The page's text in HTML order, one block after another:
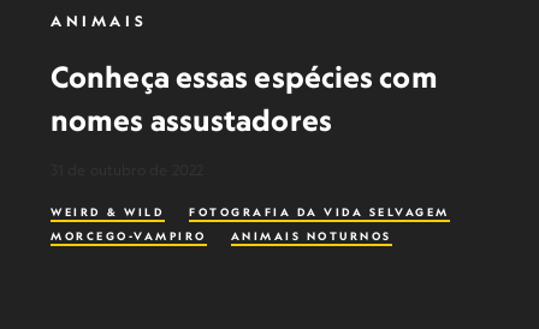
ANIMAIS
Conheça essas espécies com
nomes assustadores
WEIRD & WILD
FOTOGRAFIA DA VIDA SELVAGEM
MORCEGO-VAMPIRO
ANIMAIS NOTURNOS